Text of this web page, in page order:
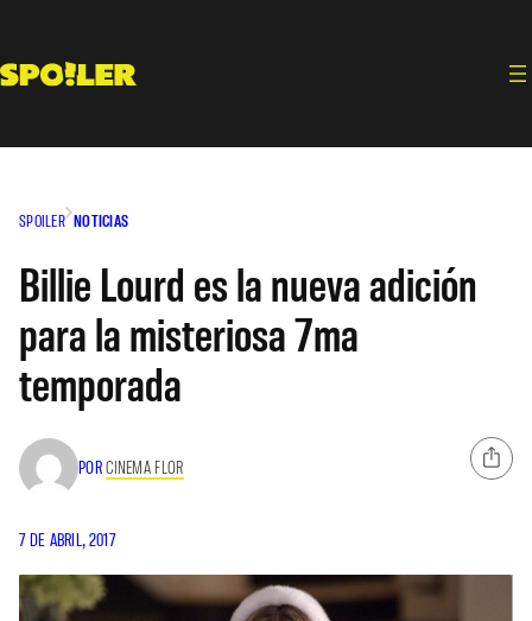
contenido
SPOILER NOTICIAS
Billie Lourd es la nueva adición
para la misteriosa 7ma
temporada
PORCINEMA FLOR
7 DE ABRIL, 2017